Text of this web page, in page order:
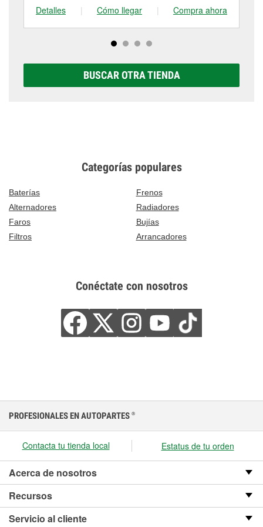
Center, WI.
Detalles
| Cómo llegar | Compra ahora
BUSCAR OTRA TIENDA
Categorías populares
Baterías
Frenos
Alternadores
Radiadores
Faros
Bujías
Filtros
Arrancadores
Conéctate con nosotros
PROFESIONALES EN AUTOPARTES ®
Contacta tu tienda local Estatus de tu orden
Acerca de nosotros
Recursos
Servicio al cliente